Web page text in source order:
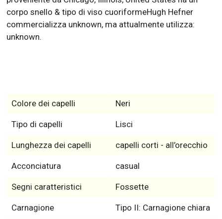
corpo snello & tipo di viso cuoriformeHugh Hefner
commercializza unknown, ma attualmente utilizza:
unknown.
Colore dei capelli Neri
Tipo di capelli Lisci
Lunghezza dei capelli capelli corti - all’orecchio
Acconciatura casual
Segni caratteristici Fossette
Carnagione Tipo II: Carnagione chiara